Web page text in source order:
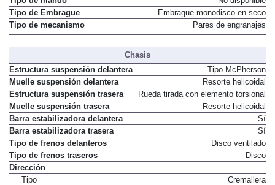
Tipo de Embrague
Embrague monodisco en seco
Tipo de mecanismo
Pares de engranajes
Chasis
Estructura suspensión delantera
Tipo McPherson
Muelle suspensión delantera
Resorte helicoidal
Estructura suspensión trasera
Rueda tirada con elemento torsional
Muelle suspensión trasera
Resorte helicoidal
Barra estabilizadora delantera
Sí
Barra estabilizadora trasera
Sí
Tipo de frenos delanteros
Disco ventilado
Tipo de frenos traseros
Disco
Dirección
Tipo
Cremallera